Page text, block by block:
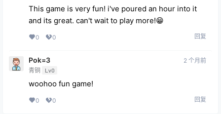
This game is very fun! i've poured an hour into it
and its great. can't wait to play more!😁
0 0 回复
Pok=3
青铜 Lv0
2 个月前
woohoo fun game!
0 0 回复